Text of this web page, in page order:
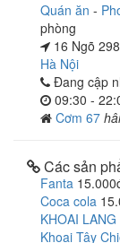
Quán ăn -
phòng
16 Ngõ
Hà Nội
Đang cập
09:30 -
Cơm 67
Các sản
Fanta
Coca cola
KHOAI LANG
Khoai Tây